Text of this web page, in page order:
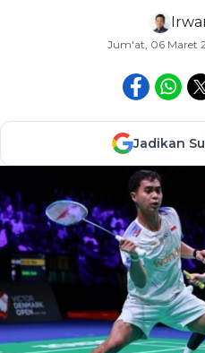
Jum'at, 06 Maret
Jadikan